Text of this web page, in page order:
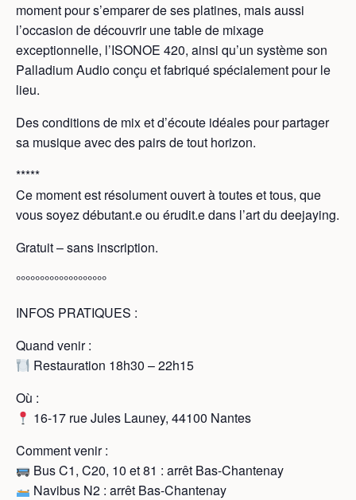
moment pour s’emparer de ses platines, mais aussi
l’occasion de découvrir une table de mixage
exceptionnelle, l’ISONOE 420, ainsi qu’un système son
Palladium Audio conçu et fabriqué spécialement pour le
lieu.
Des conditions de mix et d’écoute idéales pour partager
sa musique avec des pairs de tout horizon.
*****
Ce moment est résolument ouvert à toutes et tous, que
vous soyez débutant.e ou érudit.e dans l’art du deejaying.
Gratuit – sans inscription.
°°°°°°°°°°°°°°°°°°°
INFOS PRATIQUES :
Quand venir :
Restauration 18h30 – 22h15
Où :
16-17 rue Jules Launey, 44100 Nantes
Comment venir :
Bus C1, C20, 10 et 81 : arrêt Bas-Chantenay
Navibus N2 : arrêt Bas-Chantenay